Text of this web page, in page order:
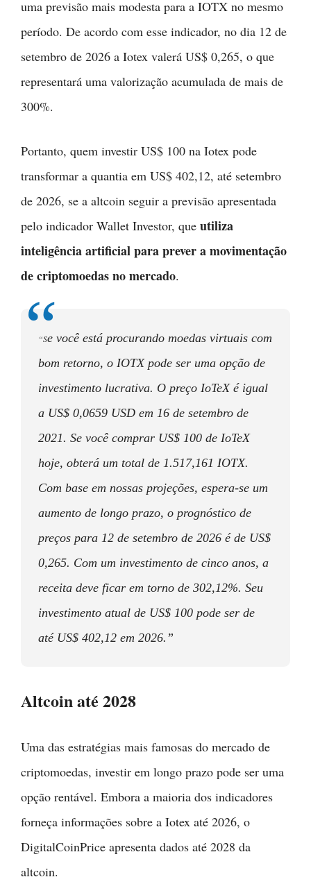
uma previsão mais modesta para a IOTX no mesmo
período. De acordo com esse indicador, no dia 12 de
setembro de 2026 a Iotex valerá US$ 0,265, o que
representará uma valorização acumulada de mais de
300%.
Portanto, quem investir US$ 100 na Iotex pode
transformar a quantia em US$ 402,12, até setembro
de 2026, se a altcoin seguir a previsão apresentada
pelo indicador Wallet Investor, que utiliza
inteligência artificial para prever a movimentação
de criptomoedas no mercado.
“Se você está procurando moedas virtuais com
bom retorno, o IOTX pode ser uma opção de
investimento lucrativa. O preço IoTeX é igual
a US$ 0,0659 USD em 16 de setembro de
2021. Se você comprar US$ 100 de IoTeX
hoje, obterá um total de 1.517,161 IOTX.
Com base em nossas projeções, espera-se um
aumento de longo prazo, o prognóstico de
preços para 12 de setembro de 2026 é de US$
0,265. Com um investimento de cinco anos, a
receita deve ficar em torno de 302,12%. Seu
investimento atual de US$ 100 pode ser de
até US$ 402,12 em 2026.”
Altcoin até 2028
Uma das estratégias mais famosas do mercado de
criptomoedas, investir em longo prazo pode ser uma
opção rentável. Embora a maioria dos indicadores
forneça informações sobre a Iotex até 2026, o
DigitalCoinPrice apresenta dados até 2028 da
altcoin.